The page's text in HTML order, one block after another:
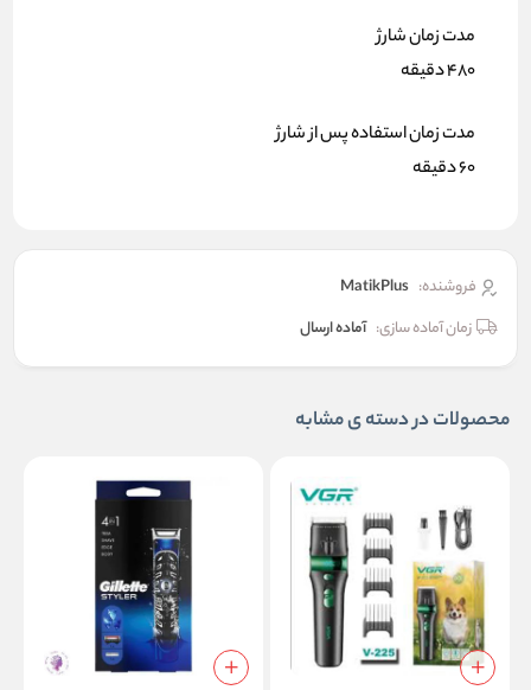
مدت زمان شارژ
۴۸۰ دقیقه
مدت زمان استفاده پس از شارژ
۶۰ دقیقه
فروشنده: MatikPlus
زمان آماده سازی: آماده ارسال
محصولات در دسته ی مشابه